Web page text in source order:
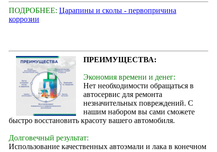
ПОДРОБНЕЕ: Царапины и сколы - первопричина
коррозии
ПРЕИМУЩЕСТВА:
Экономия времени и денег:
Нет необходимости обращаться в
автосервис для ремонта
незначительных повреждений. С
нашим набором вы сами сможете
быстро восстановить красоту вашего автомобиля.
Долговечный результат:
Использование качественных автоэмали и лака в конечном